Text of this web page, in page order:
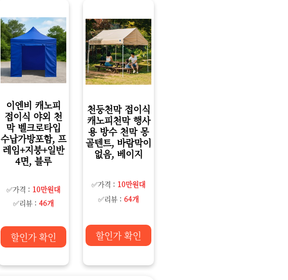
이엔비 캐노피
접이식 야외 천
막 벨크로타입
수납가방포함, 프
레임+지붕+일반
4면, 블루
✅가격 : 10만원대
✅리뷰 : 46개
할인가 확인
천둥천막 접이식
캐노피천막 행사
용 방수 천막 몽
골텐트, 바람막이
없음, 베이지
✅가격 : 10만원대
✅리뷰 : 64개
할인가 확인